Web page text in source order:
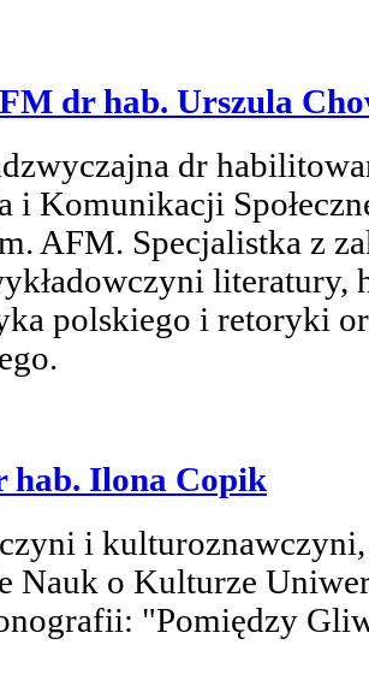
dr hab. Urszula
dr
i Komunikacji
AFM. Specjalistka z
literatury,
polskiego i retoryki
hab. Ilona Copik
i
Nauk o Kulturze
"Pomiędzy